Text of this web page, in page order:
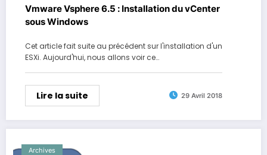
Vmware Vsphere 6.5 : Installation du vCenter
sous Windows
Cet article fait suite au précédent sur l'installation d'un
ESXi. Aujourd'hui, nous allons voir ce…
Lire la suite 29 Avril 2018
Archives